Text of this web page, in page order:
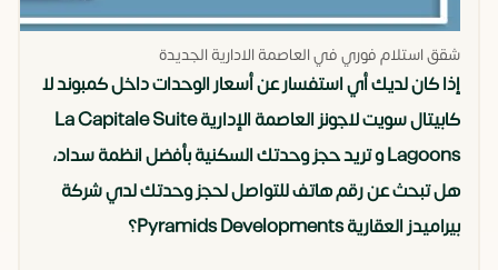
شقق استلام فوري في العاصمة الادارية الجديدة
إذا كان لديك أي استفسار عن أسعار الوحدات داخل كمبوند لا
كابيتال سويت لاجونز العاصمة الإدارية La Capitale Suite
Lagoons و تريد حجز وحدتك السكنية بأفضل انظمة سداد،
هل تبحث عن رقم هاتف للتواصل لحجز وحدتك لدي شركة
بيراميدز العقارية Pyramids Developments؟